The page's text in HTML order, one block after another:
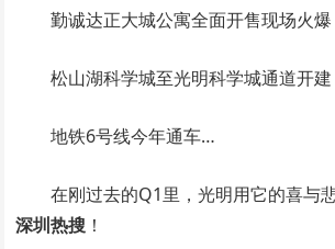
勤诚达正大城公寓全面开售现场火爆
松山湖科学城至光明科学城通道开建
地铁6号线今年通车…
在刚过去的Q1里，光明用它的喜与
深圳热搜 ！